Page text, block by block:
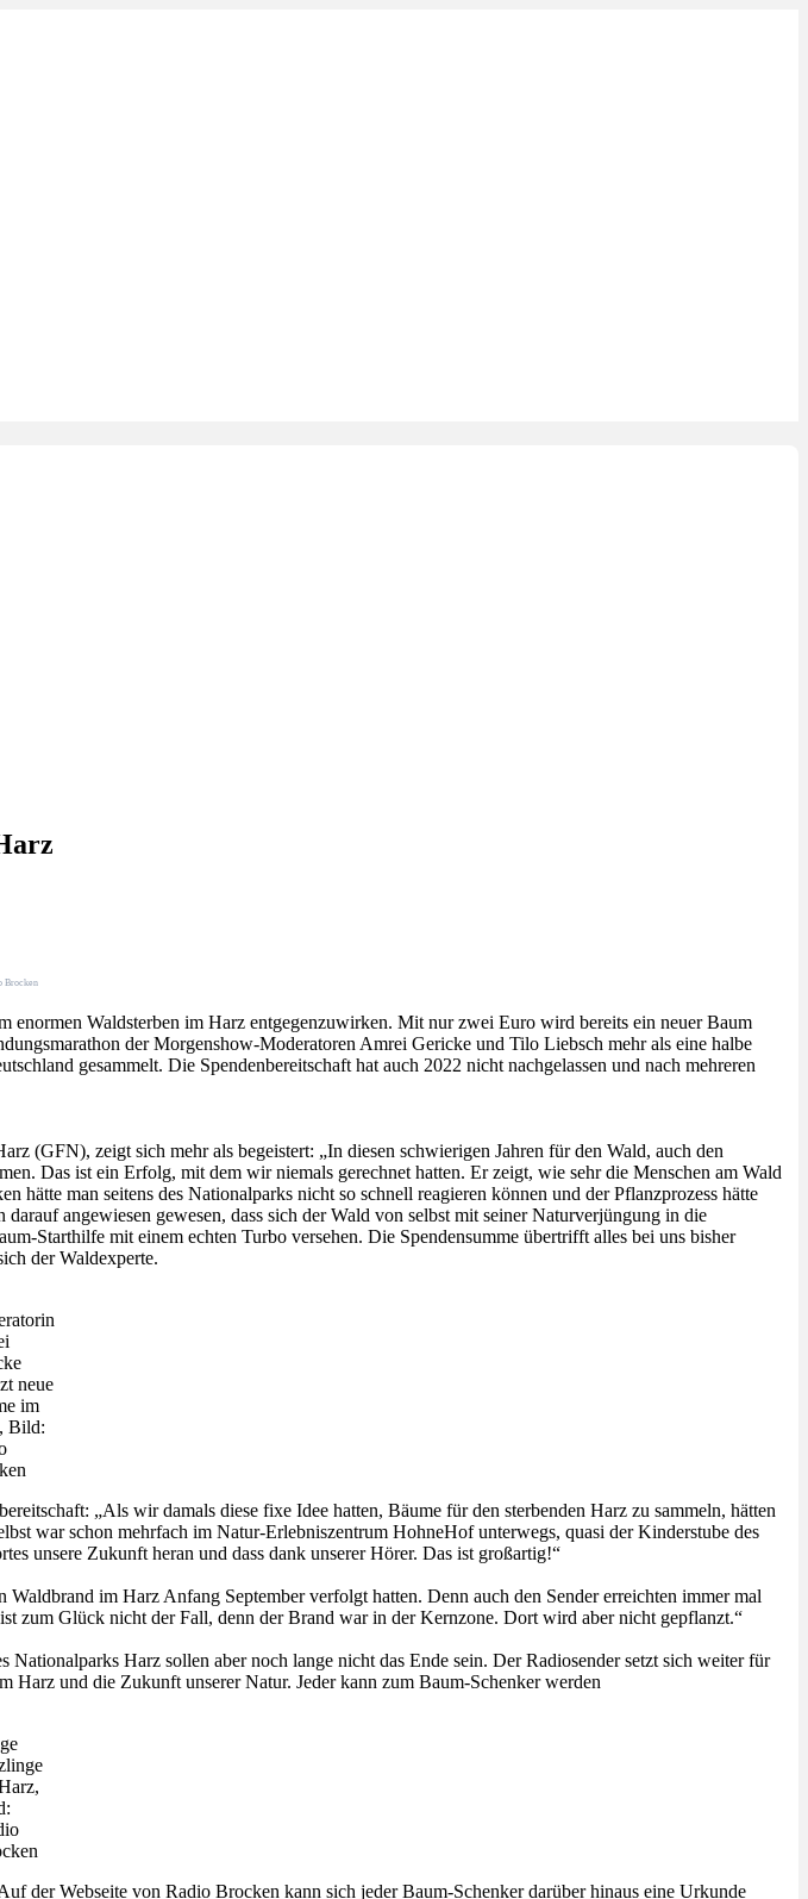
Brocken
Waldsterben im Harz entgegenzuwirken. Mit nur zwei Euro wird bereits ein neuer Baum
der Morgenshow-Moderatoren Amrei Gericke und Tilo Liebsch mehr als eine halbe
gesammelt. Die Spendenbereitschaft hat auch 2022 nicht nachgelassen und nach mehreren
(GFN), zeigt sich mehr als begeistert: „In diesen schwierigen Jahren für den Wald, auch den
Das ist ein Erfolg, mit dem wir niemals gerechnet hatten. Er zeigt, wie sehr die Menschen am Wald
man seitens des Nationalparks nicht so schnell reagieren können und der Pflanzprozess hätte
angewiesen gewesen, dass sich der Wald von selbst mit seiner Naturverjüngung in die
Starthilfe mit einem echten Turbo versehen. Die Spendensumme übertrifft alles bei uns bisher
der Waldexperte.
neue
im
Bild:
„Als wir damals diese fixe Idee hatten, Bäume für den sterbenden Harz zu sammeln, hätten
war schon mehrfach im Natur-Erlebniszentrum HohneHof unterwegs, quasi der Kinderstube des
unsere Zukunft heran und dass dank unserer Hörer. Das ist großartig!“
im Harz Anfang September verfolgt hatten. Denn auch den Sender erreichten immer mal
zum Glück nicht der Fall, denn der Brand war in der Kernzone. Dort wird aber nicht gepflanzt.“
Harz sollen aber noch lange nicht das Ende sein. Der Radiosender setzt sich weiter für
Harz und die Zukunft unserer Natur. Jeder kann zum Baum-Schenker werden
der Webseite von Radio Brocken kann sich jeder Baum-Schenker darüber hinaus eine Urkunde